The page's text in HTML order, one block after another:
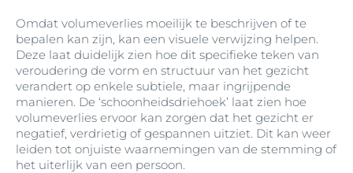
Omdat volumeverlies moeilijk te beschrijven of te
bepalen kan zijn, kan een visuele verwijzing helpen.
Deze laat duidelijk zien hoe dit specifieke teken van
veroudering de vorm en structuur van het gezicht
verandert op enkele subtiele, maar ingrijpende
manieren. De ‘schoonheidsdriehoek’ laat zien hoe
volumeverlies ervoor kan zorgen dat het gezicht er
negatief, verdrietig of gespannen uitziet. Dit kan weer
leiden tot onjuiste waarnemingen van de stemming of
het uiterlijk van een persoon.